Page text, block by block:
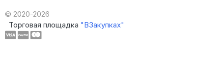
© 2020-2026
Торговая площадка "ВЗакупках"